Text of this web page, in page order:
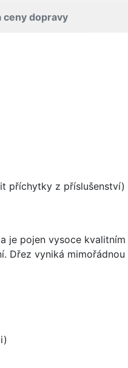
ceny dopravy
příchytky z příslušenství)
pojen vysoce
vyniká